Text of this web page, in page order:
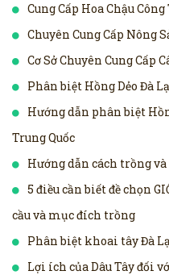
Cung Cấp Hoa Chậu
Chuyên Cung Cấp Nông
Cơ Sở Chuyên Cung Cấp
Phân biệt Hồng Dẻo Đà
Hướng dẫn phân biệt
Trung Quốc
Hướng dẫn cách trồng và
5 điều cần biết đề chọn
cầu và mục đích trồng
Phân biệt khoai tây Đà
Lợi ích của Dâu Tây đối